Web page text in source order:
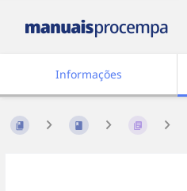
Informações